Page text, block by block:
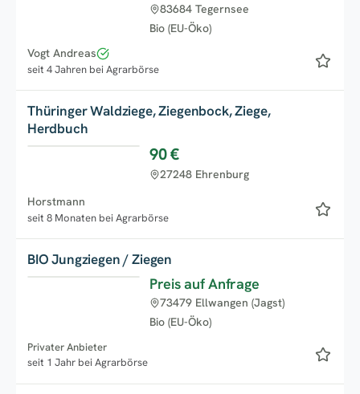
Bio (EU-Öko)
83684 Tegernsee
Vogt Andreas
seit 4 Jahren bei Agrarbörse
Thüringer Waldziege, Ziegenbock, Ziege,
Herdbuch
90 €
27248 Ehrenburg
Horstmann
seit 8 Monaten bei Agrarbörse
BIO Jungziegen / Ziegen
Preis auf Anfrage
Bio (EU-Öko)
73479 Ellwangen (Jagst)
Privater Anbieter
seit 1 Jahr bei Agrarbörse